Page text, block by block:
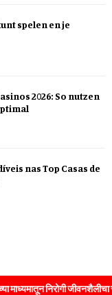
spelen en je
2026: So nutzen
nas Top Casas de
निरोगी जीवनशैलीचा संदेश